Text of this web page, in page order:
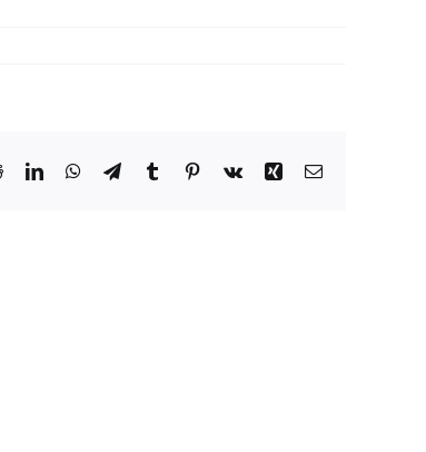
RedditLinkedInWhatsApp
TelegramTumblrPinterest
Vk Xing Correo